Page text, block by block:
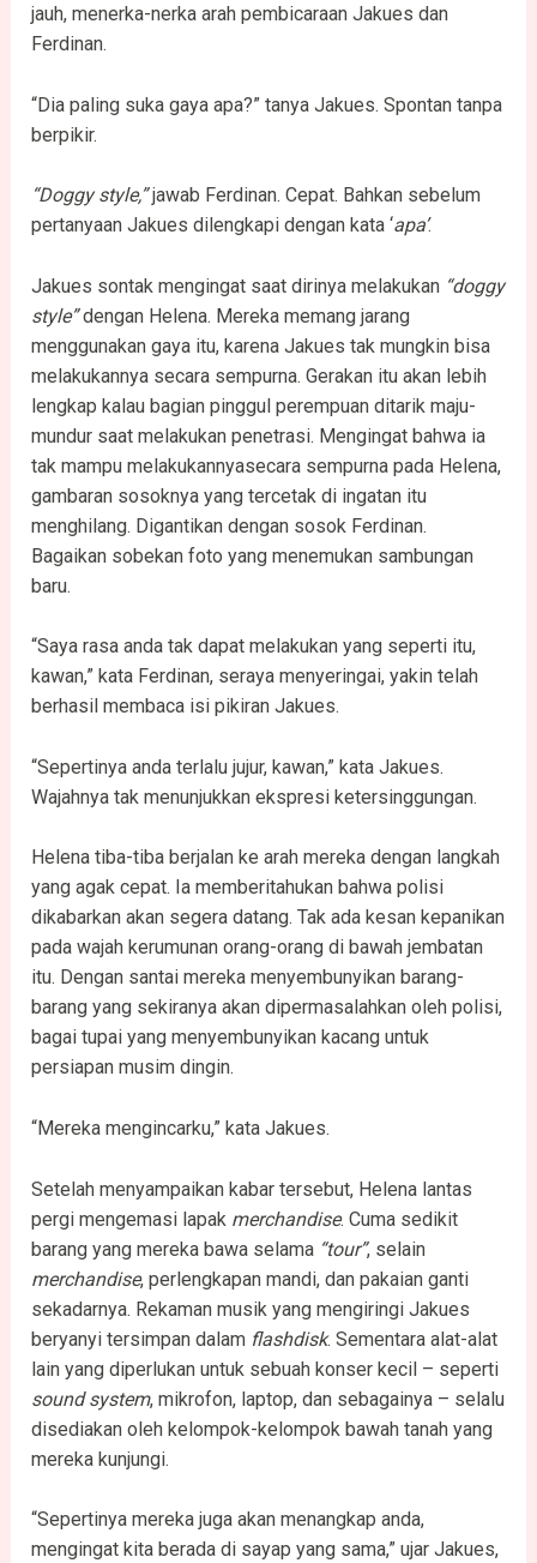
jauh, menerka-nerka arah pembicaraan Jakues dan
Ferdinan.
“Dia paling suka gaya apa?” tanya Jakues. Spontan tanpa
berpikir.
“Doggy style,”jawab Ferdinan. Cepat. Bahkan sebelum
pertanyaan Jakues dilengkapi dengan kata ‘apa’.
Jakues sontak mengingat saat dirinya melakukan “doggy
style”dengan Helena. Mereka memang jarang
menggunakan gaya itu, karena Jakues tak mungkin bisa
melakukannya secara sempurna. Gerakan itu akan lebih
lengkap kalau bagian pinggul perempuan ditarik maju-
mundur saat melakukan penetrasi. Mengingat bahwa ia
tak mampu melakukannyasecara sempurna pada Helena,
gambaran sosoknya yang tercetak di ingatan itu
menghilang. Digantikan dengan sosok Ferdinan.
Bagaikan sobekan foto yang menemukan sambungan
baru.
“Saya rasa anda tak dapat melakukan yang seperti itu,
kawan,” kata Ferdinan, seraya menyeringai, yakin telah
berhasil membaca isi pikiran Jakues.
“Sepertinya anda terlalu jujur, kawan,” kata Jakues.
Wajahnya tak menunjukkan ekspresi ketersinggungan.
Helena tiba-tiba berjalan ke arah mereka dengan langkah
yang agak cepat. Ia memberitahukan bahwa polisi
dikabarkan akan segera datang. Tak ada kesan kepanikan
pada wajah kerumunan orang-orang di bawah jembatan
itu. Dengan santai mereka menyembunyikan barang-
barang yang sekiranya akan dipermasalahkan oleh polisi,
bagai tupai yang menyembunyikan kacang untuk
persiapan musim dingin.
“Mereka mengincarku,” kata Jakues.
Setelah menyampaikan kabar tersebut, Helena lantas
pergi mengemasi lapak merchandise. Cuma sedikit
barang yang mereka bawa selama “tour”, selain
merchandise, perlengkapan mandi, dan pakaian ganti
sekadarnya. Rekaman musik yang mengiringi Jakues
beryanyi tersimpan dalam flashdisk. Sementara alat-alat
lain yang diperlukan untuk sebuah konser kecil – seperti
sound system, mikrofon, laptop, dan sebagainya – selalu
disediakan oleh kelompok-kelompok bawah tanah yang
mereka kunjungi.
“Sepertinya mereka juga akan menangkap anda,
mengingat kita berada di sayap yang sama,” ujar Jakues,